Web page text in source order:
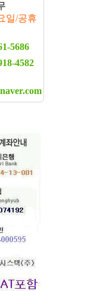
일/공휴
5686
4582